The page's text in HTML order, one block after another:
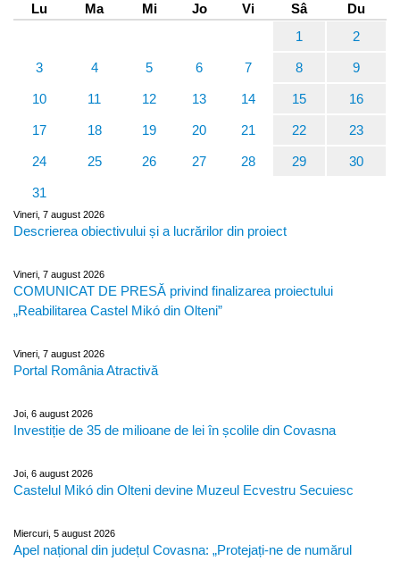
Lu
Ma Mi Jo Vi Sâ
Du
1
2
3 4 5 6 7 8 9
10 11 12 13 14 15 16
17 18 19 20 21 22 23
24 25 26 27 28 29 30
31
Vineri, 7 august 2026
Descrierea obiectivului și a lucrărilor din proiect
Vineri, 7 august 2026
COMUNICAT DE PRESĂ privind finalizarea proiectului
„Reabilitarea Castel Mikó din Olteni”
Vineri, 7 august 2026
Portal România Atractivă
Joi, 6 august 2026
Investiție de 35 de milioane de lei în școlile din Covasna
Joi, 6 august 2026
Castelul Mikó din Olteni devine Muzeul Ecvestru Secuiesc
Miercuri, 5 august 2026
Apel național din județul Covasna: „Protejați-ne de numărul